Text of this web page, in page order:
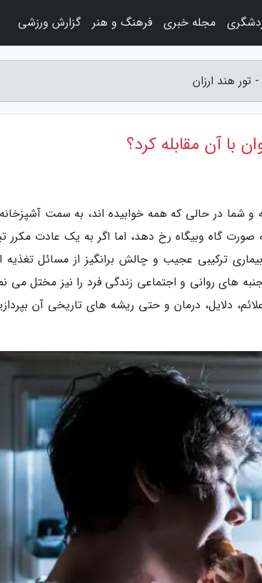
هند ارزان
آن مقابله کرد؟
شما در حالی که همه خوابیده اند، به سمت
صورت گاه وبیگاه رخ دهد، اما اگر به یک عادت مکرر
ترکیبی عجیب و چالش برانگیز از مسائل تغذیه
های روانی و اجتماعی زندگی فرد را نیز مختل می
دلایل، درمان و حتی ریشه های تاریخی آن
مجله خبری فرهنگ و هنر گزارش ورزشی